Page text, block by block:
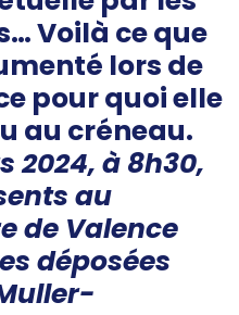
Voilà ce que
lors de
pour quoi elle
au créneau.
2024, à 8h30,
au
de Valence
déposées